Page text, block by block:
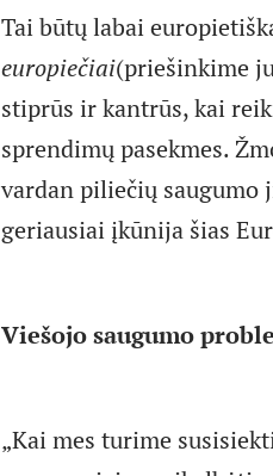
Tai būtų labai
europiečiai(priešinkime
stiprūs ir kantrūs, kai
sprendimų pasekmes.
vardan piliečių saugumo
geriausiai įkūnija šias
Viešojo saugumo
„Kai mes turime